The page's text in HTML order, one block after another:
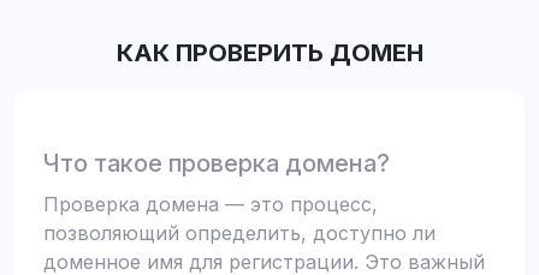
КАК ПРОВЕРИТЬ ДОМЕН
Что такое проверка домена?
Проверка домена — это процесс,
позволяющий определить, доступно ли
доменное имя для регистрации. Это важный